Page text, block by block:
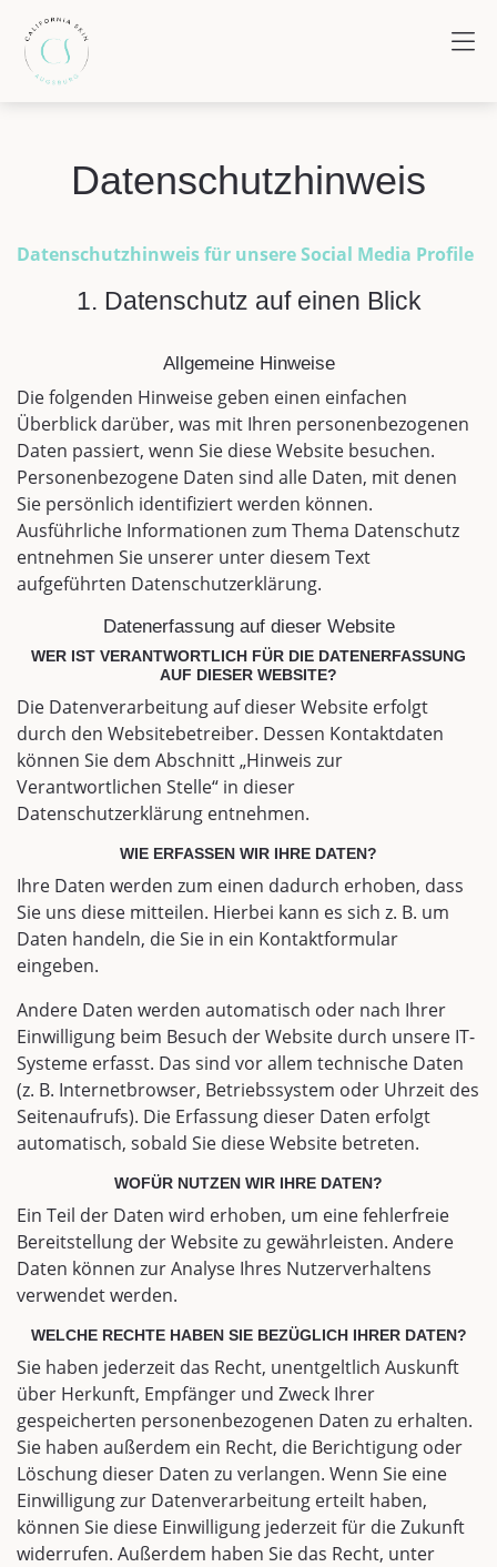
Datenschutzhinweis
Datenschutzhinweis für unsere Social Media Profile
1. Datenschutz auf einen Blick
Allgemeine Hinweise
Die folgenden Hinweise geben einen einfachen
Überblick darüber, was mit Ihren personenbezogenen
Daten passiert, wenn Sie diese Website besuchen.
Personenbezogene Daten sind alle Daten, mit denen
Sie persönlich identifiziert werden können.
Ausführliche Informationen zum Thema Datenschutz
entnehmen Sie unserer unter diesem Text
aufgeführten Datenschutzerklärung.
Datenerfassung auf dieser Website
WER IST VERANTWORTLICH FÜR DIE DATENERFASSUNG
AUF DIESER WEBSITE?
Die Datenverarbeitung auf dieser Website erfolgt
durch den Websitebetreiber. Dessen Kontaktdaten
können Sie dem Abschnitt „Hinweis zur
Verantwortlichen Stelle“ in dieser
Datenschutzerklärung entnehmen.
WIE ERFASSEN WIR IHRE DATEN?
Ihre Daten werden zum einen dadurch erhoben, dass
Sie uns diese mitteilen. Hierbei kann es sich z. B. um
Daten handeln, die Sie in ein Kontaktformular
eingeben.
Andere Daten werden automatisch oder nach Ihrer
Einwilligung beim Besuch der Website durch unsere IT-
Systeme erfasst. Das sind vor allem technische Daten
(z. B. Internetbrowser, Betriebssystem oder Uhrzeit des
Seitenaufrufs). Die Erfassung dieser Daten erfolgt
automatisch, sobald Sie diese Website betreten.
WOFÜR NUTZEN WIR IHRE DATEN?
Ein Teil der Daten wird erhoben, um eine fehlerfreie
Bereitstellung der Website zu gewährleisten. Andere
Daten können zur Analyse Ihres Nutzerverhaltens
verwendet werden.
WELCHE RECHTE HABEN SIE BEZÜGLICH IHRER DATEN?
Sie haben jederzeit das Recht, unentgeltlich Auskunft
über Herkunft, Empfänger und Zweck Ihrer
gespeicherten personenbezogenen Daten zu erhalten.
Sie haben außerdem ein Recht, die Berichtigung oder
Löschung dieser Daten zu verlangen. Wenn Sie eine
Einwilligung zur Datenverarbeitung erteilt haben,
können Sie diese Einwilligung jederzeit für die Zukunft
widerrufen. Außerdem haben Sie das Recht, unter